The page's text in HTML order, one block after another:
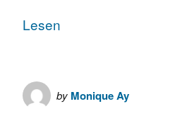
Lesen
by Monique Ay